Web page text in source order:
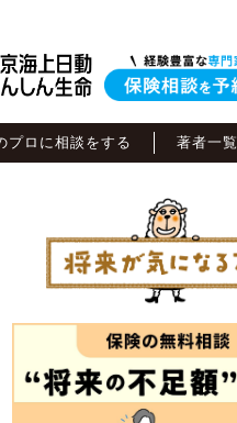
プロに相談をする 著者一覧